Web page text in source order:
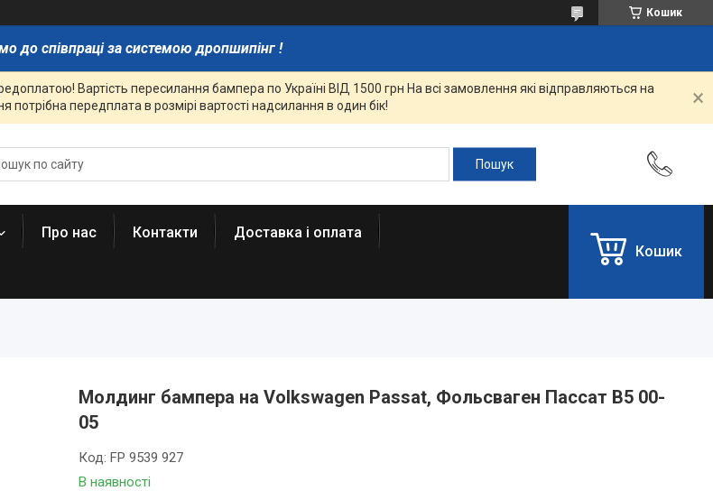
Кошик
до співпраці за системою дропшипінг !
Вартість пересилання бампера по Україні ВІД 1500 грн На всі замовлення які відправляються на
потрібна передплата в розмірі вартості надсилання в один бік!
Про нас Контакти Доставка і оплата
Кошик
Молдинг бампера на Volkswagen Passat, Фольсваген Пассат B5 00-
05
В наявності
Код:FP 9539 927